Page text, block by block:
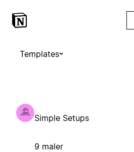
Templates
Simple Setups
9 maler